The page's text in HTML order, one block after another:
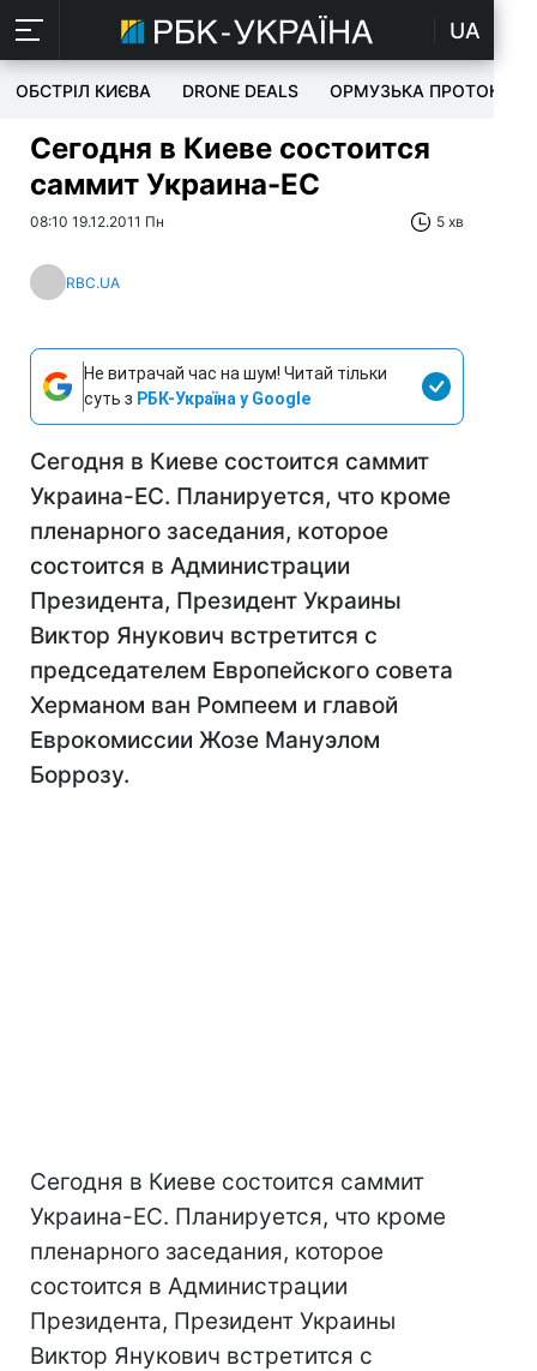
UA
ОБСТРІЛ КИЄВА DRONE DEALS ОРМУЗЬКА ПРОТОКА
Сегодня в Киеве состоится
саммит Украина-ЕС
08:10 19.12.2011 Пн 5 хв
RBC.UA
Не витрачай час на шум! Читай тільки
суть з РБК-Україна у Google
Сегодня в Киеве состоится саммит
Украина-ЕС. Планируется, что кроме
пленарного заседания, которое
состоится в Администрации
Президента, Президент Украины
Виктор Янукович встретится с
председателем Европейского совета
Херманом ван Ромпеем и главой
Еврокомиссии Жозе Мануэлом
Боррозу.
Сегодня в Киеве состоится саммит
Украина-ЕС. Планируется, что кроме
пленарного заседания, которое
состоится в Администрации
Президента, Президент Украины
Виктор Янукович встретится с